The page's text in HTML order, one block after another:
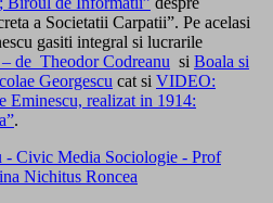
a Societatii Carpatii”. Pe acelasi
gasiti integral si lucrarile
de Theodor Codreanu si Boala si
Georgescu cat si VIDEO:
Eminescu, realizat in 1914:
.